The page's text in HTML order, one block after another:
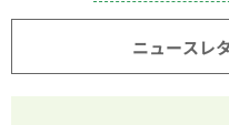
ニュースレ